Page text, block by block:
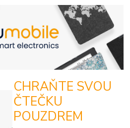
CHRAŇTE SVOU
ČTEČKU
POUZDREM